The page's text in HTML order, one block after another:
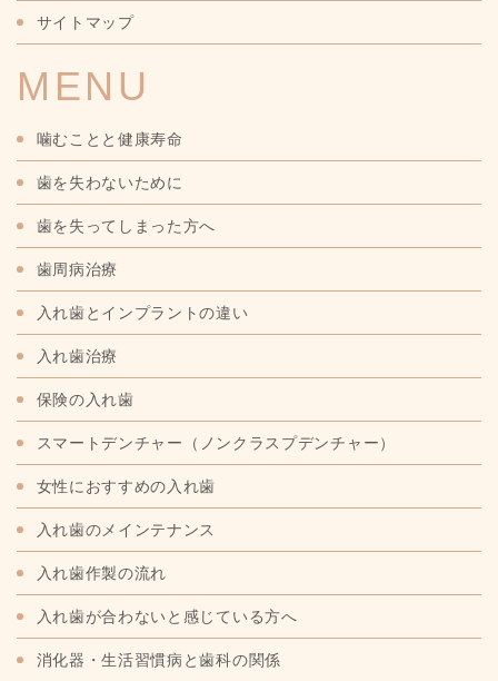
サイトマップ
MENU
噛むことと健康寿命
歯を失わないために
歯を失ってしまった方へ
歯周病治療
入れ歯とインプラントの違い
入れ歯治療
保険の入れ歯
スマートデンチャー （ノンクラスプデンチャー）
女性におすすめの入れ歯
入れ歯のメインテナンス
入れ歯作製の流れ
入れ歯が合わないと感じている方へ
消化器・生活習慣病と歯科の関係